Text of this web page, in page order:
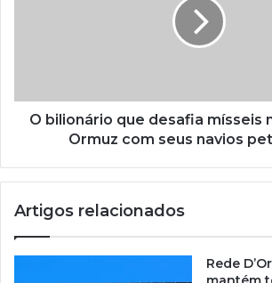
O bilionário que desafia mísseis
Ormuz com seus navios
Artigos relacionados
Rede